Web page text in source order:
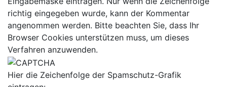
richtig eingegeben wurde, kann der Kommentar
angenommen werden. Bitte beachten Sie, dass Ihr
Browser Cookies unterstützen muss, um dieses
Verfahren anzuwenden.
Hier die Zeichenfolge der Spamschutz-Grafik